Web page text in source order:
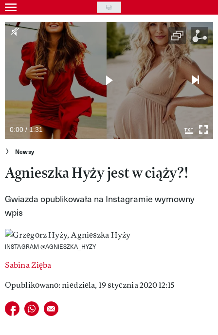
Skip
to
main
content
Gwiazdy
Ludzie
Moda
Uroda
Styl życia
Kultura
Wideo
Nasze akcje
VIVA!MODA
VIVA!LIFESTYLE
VIVA!MAN
VIVA!PEOPLE POWER
VIVA!ITAKA
MAGAZYN VIVA!
0:00 / 1:31
Newsy
Agnieszka Hyży jest w ciąży?!
Gwiazda opublikowała na Instagramie wymowny
wpis
INSTAGRAM @AGNIESZKA_HYZY
Sabina Zięba
Opublikowano: niedziela, 19 stycznia 2020 12:15
Udostępnij na facebook
Udostępnij na whatsapp
E-mail do przyjaciela